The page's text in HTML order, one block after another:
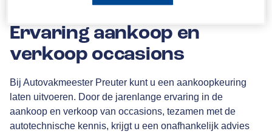
Ervaring aankoop en
verkoop occasions
Bij Autovakmeester Preuter kunt u een aankoopkeuring
laten uitvoeren. Door de jarenlange ervaring in de
aankoop en verkoop van occasions, tezamen met de
autotechnische kennis, krijgt u een onafhankelijk advies